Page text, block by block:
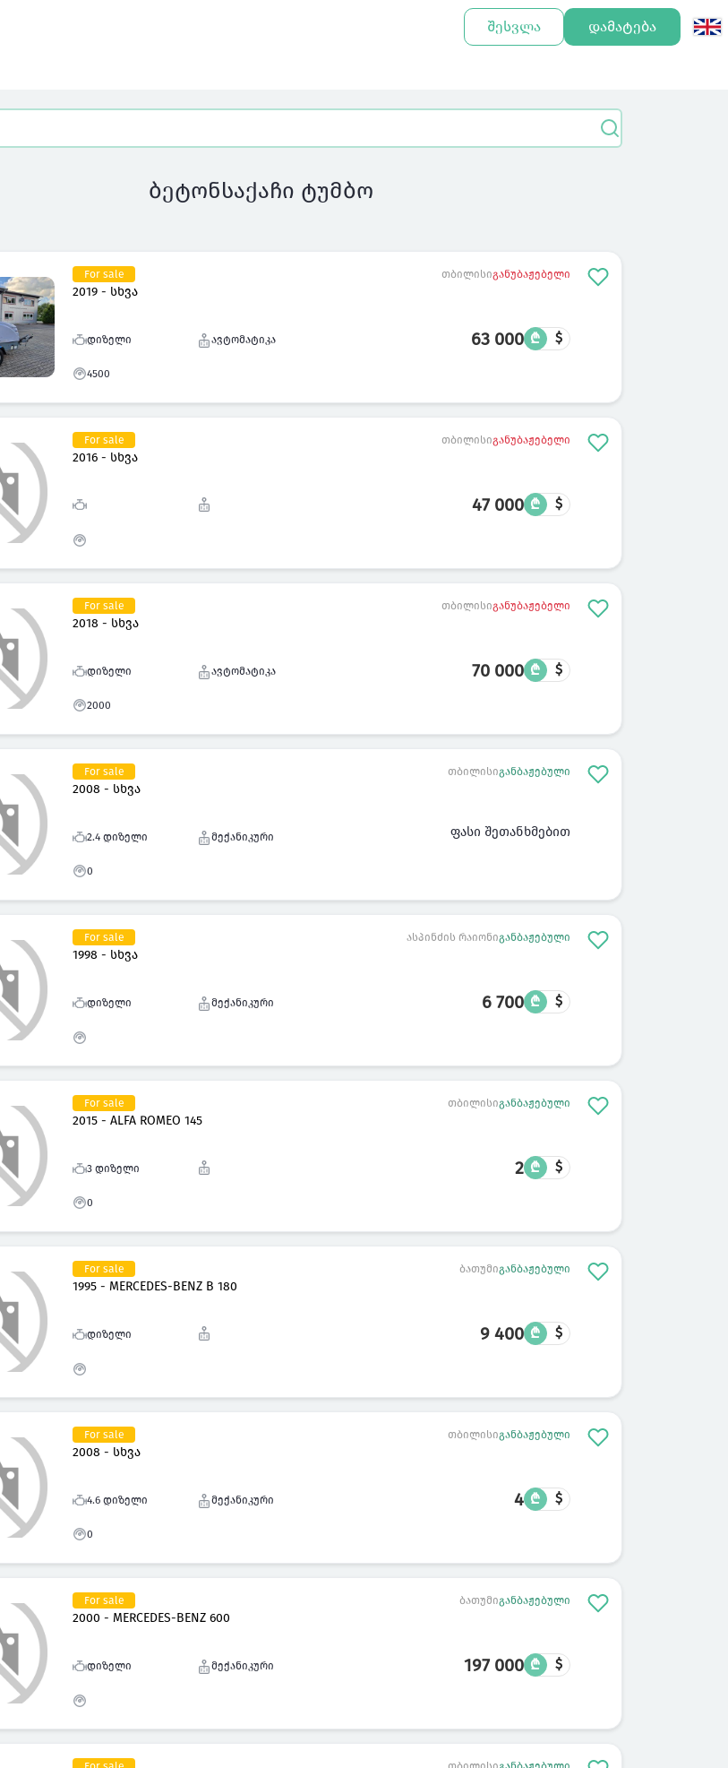
შესვლა დამატება
ბეტონსაქაჩი ტუმბო
For sale
2019 - სხვა
თბილისიგანუბაჟებელი
დიზელი
4500
ავტომატიკა 63 000 ₾ $
For sale
2016 - სხვა
თბილისიგანუბაჟებელი
47 000 ₾ $
For sale
2018 - სხვა
თბილისიგანუბაჟებელი
დიზელი
2000
ავტომატიკა 70 000 ₾ $
For sale
2008 - სხვა
თბილისიგანბაჟებული
2.4 დიზელი
0
მექანიკური ფასი შეთანხმებით
For sale
1998 - სხვა
ასპინძის რაიონიგანბაჟებული
დიზელი მექანიკური 6 700 ₾ $
For sale
2015 - ALFA ROMEO 145
თბილისიგანბაჟებული
3 დიზელი
0
2 ₾ $
For sale
1995 - MERCEDES-BENZ B 180
ბათუმიგანბაჟებული
დიზელი 9 400 ₾ $
For sale
2008 - სხვა
თბილისიგანბაჟებული
4.6 დიზელი
0
მექანიკური 4 ₾ $
For sale
2000 - MERCEDES-BENZ 600
ბათუმიგანბაჟებული
დიზელი მექანიკური 197 000 ₾ $